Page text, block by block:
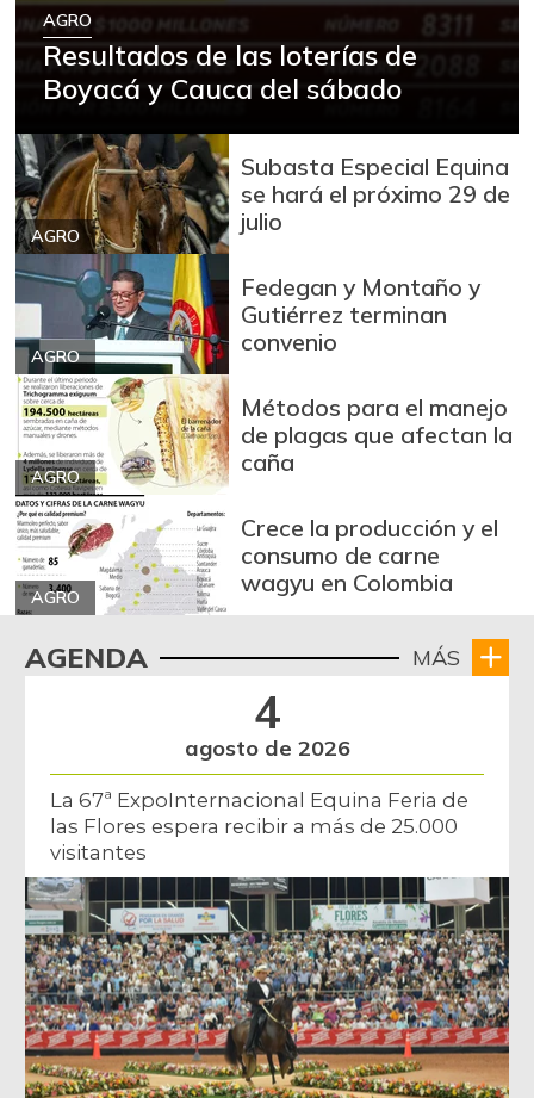
AGRO
Resultados de las loterías de
Boyacá y Cauca del sábado
AGRO
Subasta Especial Equina
se hará el próximo 29 de
julio
AGRO
Fedegan y Montaño y
Gutiérrez terminan
convenio
AGRO
Métodos para el manejo
de plagas que afectan la
caña
AGRO
Crece la producción y el
consumo de carne
wagyu en Colombia
AGENDA MÁS
4
agosto de 2026
La 67ª ExpoInternacional Equina Feria de
las Flores espera recibir a más de 25.000
visitantes